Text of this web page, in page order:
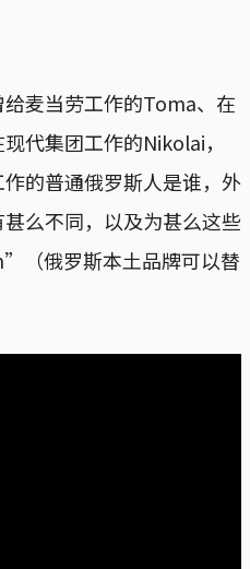
麦当劳工作的Toma、在
代集团工作的Nikolai，
的普通俄罗斯人是谁，外
么不同，以及为甚么这些
（俄罗斯本土品牌可以替